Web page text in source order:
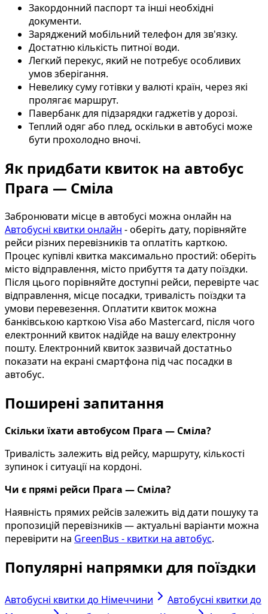
Закордонний паспорт та інші необхідні
документи.
Заряджений мобільний телефон для зв'язку.
Достатню кількість питної води.
Легкий перекус, який не потребує особливих
умов зберігання.
Невелику суму готівки у валюті країн, через які
пролягає маршрут.
Павербанк для підзарядки гаджетів у дорозі.
Теплий одяг або плед, оскільки в автобусі може
бути прохолодно вночі.
Як придбати квиток на автобус
Прага — Сміла
Забронювати місце в автобусі можна онлайн на
Автобусні квитки онлайн - оберіть дату, порівняйте
рейси різних перевізників та оплатіть карткою.
Процес купівлі квитка максимально простий: оберіть
місто відправлення, місто прибуття та дату поїздки.
Після цього порівняйте доступні рейси, перевірте час
відправлення, місце посадки, тривалість поїздки та
умови перевезення. Оплатити квиток можна
банківською карткою Visa або Mastercard, після чого
електронний квиток надійде на вашу електронну
пошту. Електронний квиток зазвичай достатньо
показати на екрані смартфона під час посадки в
автобус.
Поширені запитання
Скільки їхати автобусом Прага — Сміла?
Тривалість залежить від рейсу, маршруту, кількості
зупинок і ситуації на кордоні.
Чи є прямі рейси Прага — Сміла?
Наявність прямих рейсів залежить від дати пошуку та
пропозицій перевізників — актуальні варіанти можна
перевірити на GreenBus - квитки на автобус.
Популярні напрямки для поїздки
Автобусні квитки до Німеччини
Автобусні квитки до